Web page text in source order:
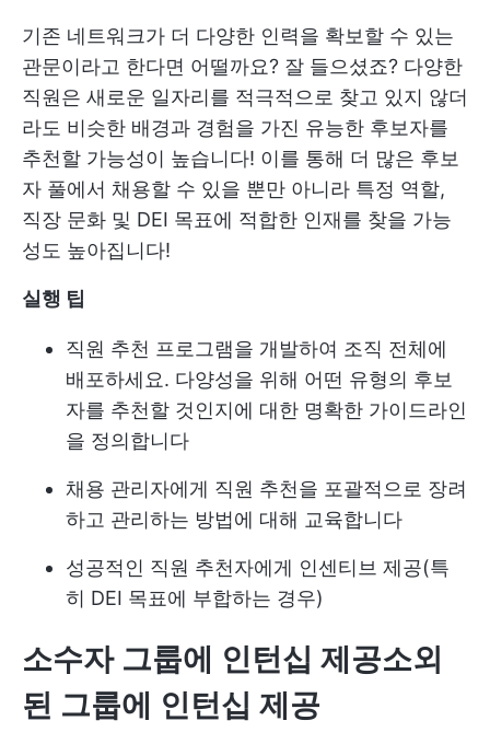
기존 네트워크가 더 다양한 인력을 확보할 수 있는
관문이라고 한다면 어떨까요? 잘 들으셨죠? 다양한
직원은 새로운 일자리를 적극적으로 찾고 있지 않더
라도 비슷한 배경과 경험을 가진 유능한 후보자를
추천할 가능성이 높습니다! 이를 통해 더 많은 후보
자 풀에서 채용할 수 있을 뿐만 아니라 특정 역할,
직장 문화 및 DEI 목표에 적합한 인재를 찾을 가능
성도 높아집니다!
실행 팁
직원 추천 프로그램을 개발하여 조직 전체에
배포하세요. 다양성을 위해 어떤 유형의 후보
자를 추천할 것인지에 대한 명확한 가이드라인
을 정의합니다
채용 관리자에게 직원 추천을 포괄적으로 장려
하고 관리하는 방법에 대해 교육합니다
성공적인 직원 추천자에게 인센티브 제공(특
히 DEI 목표에 부합하는 경우)
소수자 그룹에 인턴십 제공소외
된 그룹에 인턴십 제공